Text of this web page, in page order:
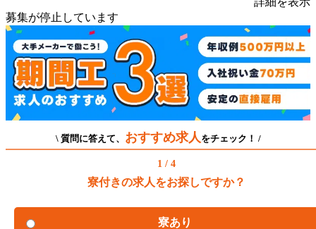
募集が停止しています
\ 質問に答えて、 おすすめ求人 をチェック！ /
1 / 4
寮付きの求人をお探しですか？
寮あり